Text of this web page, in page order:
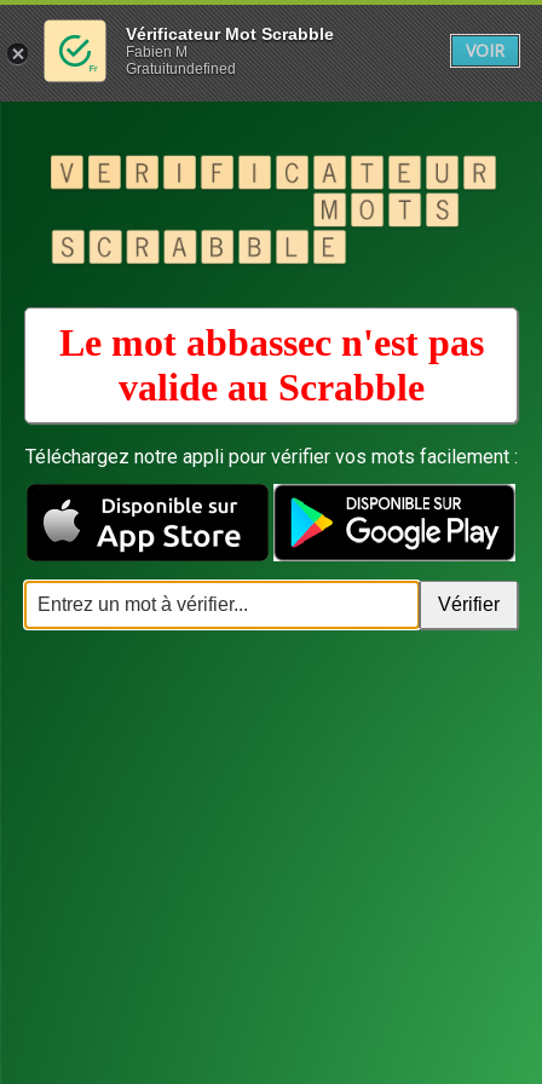
Le mot abbassec n'est pas
valide au Scrabble
Téléchargez notre appli pour vérifier vos mots facilement :
Vérificateur Mot Scrabble
Fabien M
Gratuitundefined
VOIR